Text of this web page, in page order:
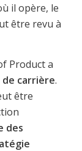
il opère, le
être revu à
Product a
carrière.
être
des